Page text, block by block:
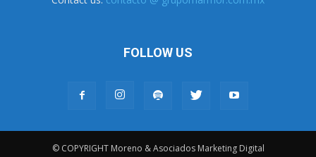
FOLLOW US
© COPYRIGHT Moreno & Asociados Marketing Digital